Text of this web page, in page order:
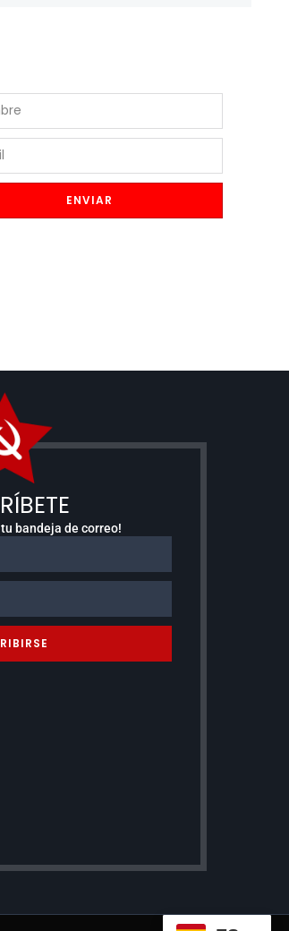
ENVIAR
bandeja de correo!